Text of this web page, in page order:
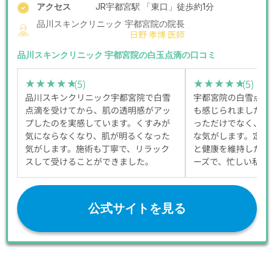
アクセス
JR宇都宮駅 「東口」徒歩約1分
品川スキンクリニック 宇都宮院の院長
日野 孝博 医師
品川スキンクリニック 宇都宮院の白玉点滴の口コミ
★★★★★
★★★★★(5)
品川スキンクリニック宇都宮院で白雪
点滴を受けてから、肌の透明感がアッ
プしたのを実感しています。くすみが
気にならなくなり、肌が明るくなった
気がします。施術も丁寧で、リラック
スして受けることができました。
★★★★★
★★★★★(5)
宇都宮院の白雪点
も感じられました
っただけでなく、
な気がします。定期
と健康を維持した
ーズで、忙しい私に
公式サイトを見る